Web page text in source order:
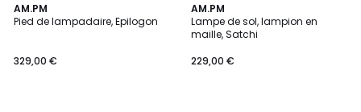
AM.PM
Pied de lampadaire, Epilogon
329,00 €
3,9
/ 5
AM.PM
Lampe de sol, lampion en
maille, Satchi
229,00 €